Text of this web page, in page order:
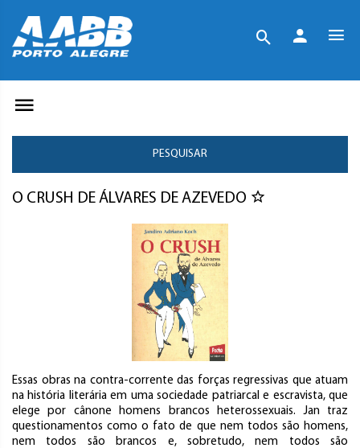
PESQUISAR
O CRUSH DE ÁLVARES DE AZEVEDO
Essas obras na contra-corrente das forças regressivas que atuam
na história literária em uma sociedade patriarcal e escravista, que
elege por cânone homens brancos heterossexuais. Jan traz
questionamentos como o fato de que nem todos são homens,
nem todos são brancos e, sobretudo, nem todos são